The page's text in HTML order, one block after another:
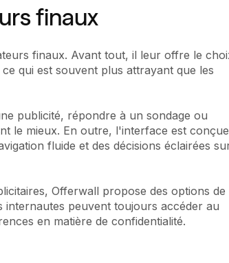
finaux
finaux. Avant tout, il leur offre le
qui est souvent plus attrayant que les
publicité, répondre à un sondage ou
le mieux. En outre, l'interface est conçue
fluide et des décisions éclairées
Offerwall propose des options de
internautes peuvent toujours accéder au
en matière de confidentialité.